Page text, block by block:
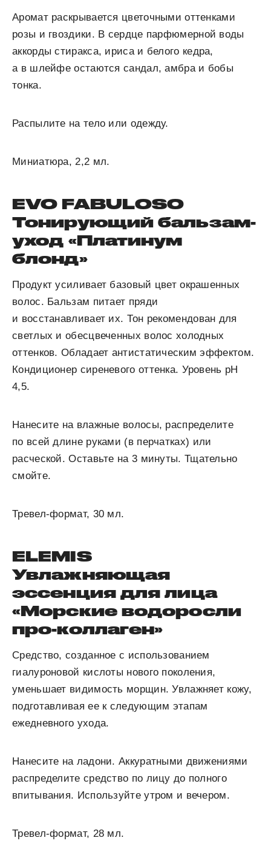
Аромат раскрывается цветочными оттенками
розы и гвоздики. В сердце парфюмерной воды
аккорды стиракса, ириса и белого кедра,
а в шлейфе остаются сандал, амбра и бобы
тонка.
Распылите на тело или одежду.
Миниатюра, 2,2 мл.
EVO FABULOSO
Тонирующий бальзам-
уход «Платинум
блонд»
Продукт усиливает базовый цвет окрашенных
волос. Бальзам питает пряди
и восстанавливает их. Тон рекомендован для
светлых и обесцвеченных волос холодных
оттенков. Обладает антистатическим эффектом.
Кондиционер сиреневого оттенка. Уровень рН
4,5.
Нанесите на влажные волосы, распределите
по всей длине руками (в перчатках) или
расческой. Оставьте на 3 минуты. Тщательно
смойте.
Тревел-формат, 30 мл.
ELEMIS
Увлажняющая
эссенция для лица
«Морские водоросли
про-коллаген»
Средство, созданное с использованием
гиалуроновой кислоты нового поколения,
уменьшает видимость морщин. Увлажняет кожу,
подготавливая ее к следующим этапам
ежедневного ухода.
Нанесите на ладони. Аккуратными движениями
распределите средство по лицу до полного
впитывания. Используйте утром и вечером.
Тревел-формат, 28 мл.